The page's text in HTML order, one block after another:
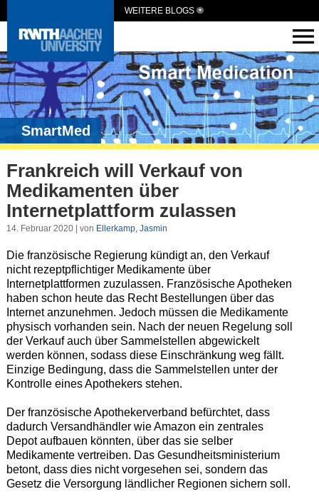
WEITERE BLOGS
SmartMed
Frankreich will Verkauf von
Medikamenten über
Internetplattform zulassen
14. Februar 2020 | von Ellerkamp, Jasmin
Die französische Regierung kündigt an, den Verkauf
nicht rezeptpflichtiger Medikamente über
Internetplattformen zuzulassen. Französische Apotheken
haben schon heute das Recht Bestellungen über das
Internet anzunehmen. Jedoch müssen die Medikamente
physisch vorhanden sein. Nach der neuen Regelung soll
der Verkauf auch über Sammelstellen abgewickelt
werden können, sodass diese Einschränkung weg fällt.
Einzige Bedingung, dass die Sammelstellen unter der
Kontrolle eines Apothekers stehen.
Der französische Apothekerverband befürchtet, dass
dadurch Versandhändler wie Amazon ein zentrales
Depot aufbauen könnten, über das sie selber
Medikamente vertreiben. Das Gesundheitsministerium
betont, dass dies nicht vorgesehen sei, sondern das
Gesetz die Versorgung ländlicher Regionen sichern soll.